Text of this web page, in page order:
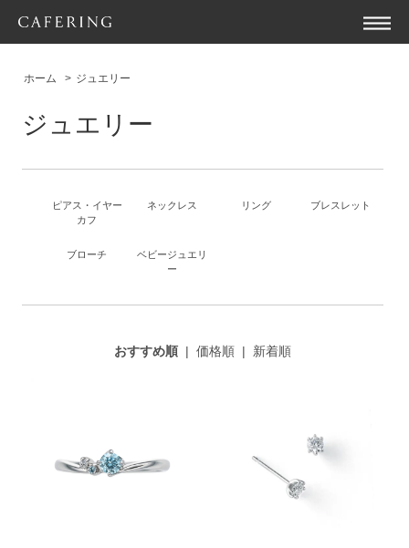
ホーム > ジュエリー
ジュエリー
ピアス・イヤー
カフ
ネックレス リング ブレスレット
ブローチ
ベビージュエリ
ー
おすすめ順| 価格順| 新着順